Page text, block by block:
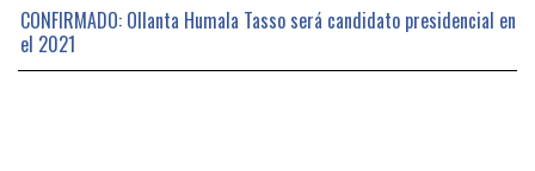
CONFIRMADO: Ollanta Humala Tasso será candidato presidencial en
el 2021